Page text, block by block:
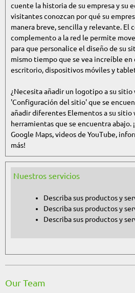
cuente la historia de su empresa y su
visitantes conozcan por qué su
manera breve, sencilla y relevante. El
complemento a la red le permite
para que personalice el diseño de su
mismo tiempo que se vea increíble en
escritorio, dispositivos móviles y
¿Necesita añadir un logotipo a su sitio
'Configuración del sitio' que se
añadir diferentes Elementos a su sitio
herramientas que se encuentra abajo.
Google Maps, videos de YouTube,
más!
Nuestros servicios
Describa sus productos y
Describa sus productos y
Describa sus productos y
Our Team